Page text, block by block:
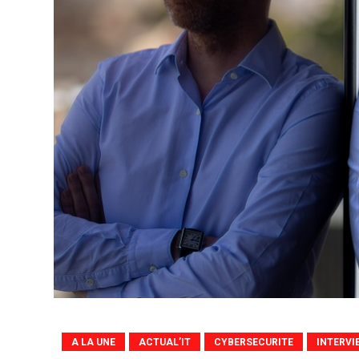
A LA UNE ACTUAL’IT CYBERSECURITE